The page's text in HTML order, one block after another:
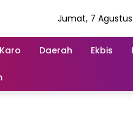
Jumat, 7
Daerah Ekbis